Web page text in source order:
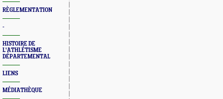
RÈGLEMENTATION
-
HISTOIRE DE
L'ATHLÉTISME
DÉPARTEMENTAL
LIENS
MÉDIATHÈQUE